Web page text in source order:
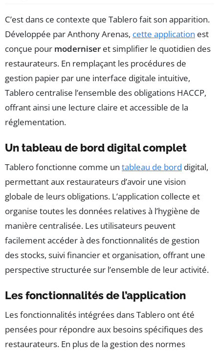
C’est dans ce contexte que Tablero fait son apparition.
Développée par Anthony Arenas, cette application est
conçue pour moderniser et simplifier le quotidien des
restaurateurs. En remplaçant les procédures de
gestion papier par une interface digitale intuitive,
Tablero centralise l’ensemble des obligations HACCP,
offrant ainsi une lecture claire et accessible de la
réglementation.
Un tableau de bord digital complet
Tablero fonctionne comme un tableau de bord digital,
permettant aux restaurateurs d’avoir une vision
globale de leurs obligations. L’application collecte et
organise toutes les données relatives à l’hygiène de
manière centralisée. Les utilisateurs peuvent
facilement accéder à des fonctionnalités de gestion
des stocks, suivi financier et organisation, offrant une
perspective structurée sur l’ensemble de leur activité.
Les fonctionnalités de l’application
Les fonctionnalités intégrées dans Tablero ont été
pensées pour répondre aux besoins spécifiques des
restaurateurs. En plus de la gestion des normes